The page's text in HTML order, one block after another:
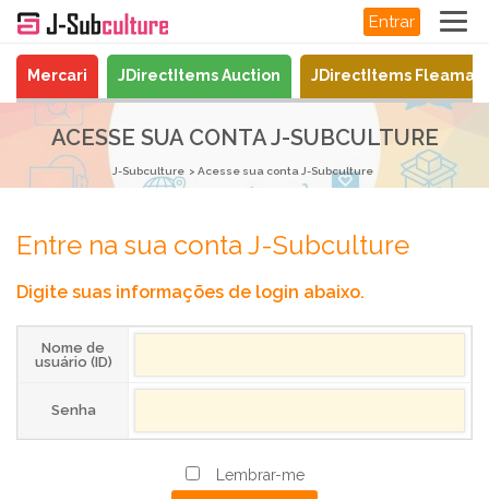
Entrar
Mercari JDirectItems Auction JDirectItems
ACESSE SUA CONTA J-SUBCULTURE
J-Subculture Acesse sua conta J-Subculture
Entre na sua conta J-Subculture
Digite suas informações de login abaixo.
Nome de
usuário (ID)
Senha
Lembrar-me